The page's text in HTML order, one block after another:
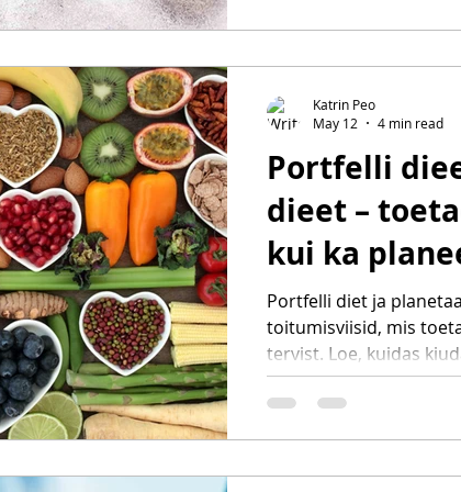
mõjutavad
Portfelli
dieet –
kui ka
Portfelli diet ja
toitumisviisid, mis
tervist. Loe, kuidas
täisteraviljad,
aidata toetada südame
Katrin Peo
May 12
4 min read